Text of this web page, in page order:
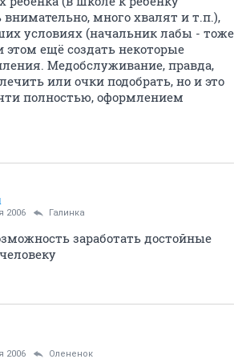
внимательно, много хвалят и т.п.),
условиях (начальник лабы - тоже
этом ещё создать некоторые
Медобслуживание, правда,
или очки подобрать, но и это
полностью, оформлением
2006 Галинка
заработать достойные
2006 Олененок